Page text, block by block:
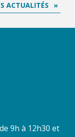
ACTUALITÉS
9h à 12h30 et